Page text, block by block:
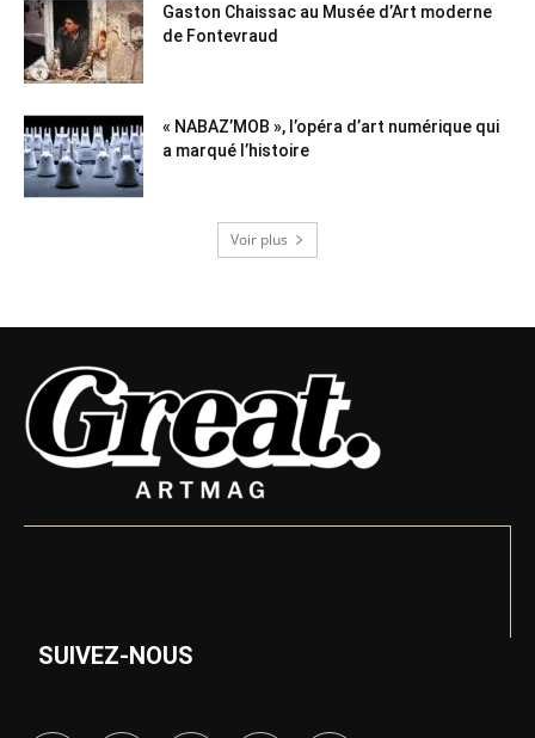
Gaston Chaissac au Musée d’Art moderne
de Fontevraud
« NABAZ’MOB », l’opéra d’art numérique qui
a marqué l’histoire
Voir plus
SUIVEZ-NOUS